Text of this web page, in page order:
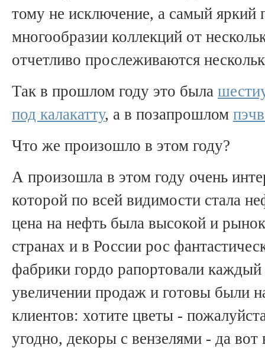
тому не исключение, а самый яркий
многообразии коллекций от
отчетливо прослеживаются
Так в прошлом году это была
под калакатту, а в позапрошлом
Что же произошло в этом году?
А произошла в этом году очень
которой по всей видимости стала
цена на нефть была высокой и
странах и в России рос
фабрики гордо рапортовали
увеличении продаж и готовы были
клиентов: хотите цветы -
угодно, декоры с вензелями - да